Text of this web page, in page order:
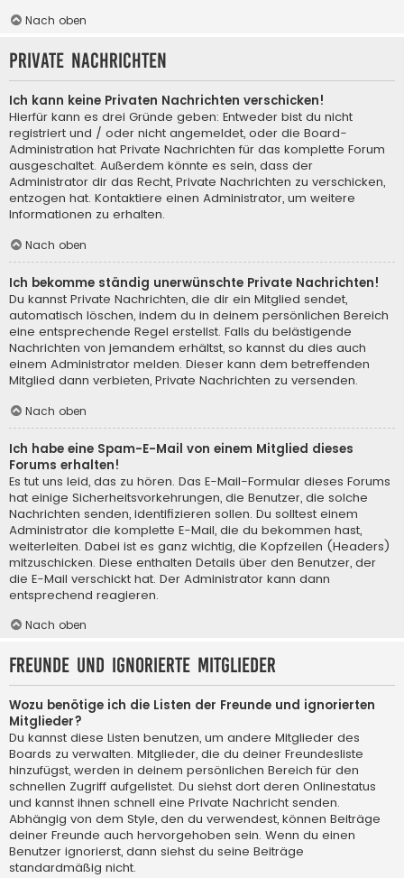
Nach oben
Private Nachrichten
Ich kann keine Privaten Nachrichten verschicken!
Hierfür kann es drei Gründe geben: Entweder bist du nicht
registriert und / oder nicht angemeldet, oder die Board-
Administration hat Private Nachrichten für das komplette Forum
ausgeschaltet. Außerdem könnte es sein, dass der
Administrator dir das Recht, Private Nachrichten zu verschicken,
entzogen hat. Kontaktiere einen Administrator, um weitere
Informationen zu erhalten.
Nach oben
Ich bekomme ständig unerwünschte Private Nachrichten!
Du kannst Private Nachrichten, die dir ein Mitglied sendet,
automatisch löschen, indem du in deinem persönlichen Bereich
eine entsprechende Regel erstellst. Falls du belästigende
Nachrichten von jemandem erhältst, so kannst du dies auch
einem Administrator melden. Dieser kann dem betreffenden
Mitglied dann verbieten, Private Nachrichten zu versenden.
Nach oben
Ich habe eine Spam-E-Mail von einem Mitglied dieses
Forums erhalten!
Es tut uns leid, das zu hören. Das E-Mail-Formular dieses Forums
hat einige Sicherheitsvorkehrungen, die Benutzer, die solche
Nachrichten senden, identifizieren sollen. Du solltest einem
Administrator die komplette E-Mail, die du bekommen hast,
weiterleiten. Dabei ist es ganz wichtig, die Kopfzeilen (Headers)
mitzuschicken. Diese enthalten Details über den Benutzer, der
die E-Mail verschickt hat. Der Administrator kann dann
entsprechend reagieren.
Nach oben
Freunde und ignorierte Mitglieder
Wozu benötige ich die Listen der Freunde und ignorierten
Mitglieder?
Du kannst diese Listen benutzen, um andere Mitglieder des
Boards zu verwalten. Mitglieder, die du deiner Freundesliste
hinzufügst, werden in deinem persönlichen Bereich für den
schnellen Zugriff aufgelistet. Du siehst dort deren Onlinestatus
und kannst ihnen schnell eine Private Nachricht senden.
Abhängig von dem Style, den du verwendest, können Beiträge
deiner Freunde auch hervorgehoben sein. Wenn du einen
Benutzer ignorierst, dann siehst du seine Beiträge
standardmäßig nicht.